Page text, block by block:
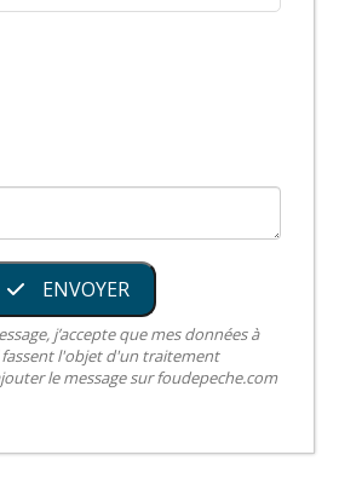
ENVOYER
j’accepte que mes données à
l'objet d'un traitement
le message sur foudepeche.com